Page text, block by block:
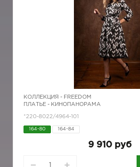
КОЛЛЕКЦИЯ - FREEDOM
ПЛАТЬЕ - КИНОПАНОРАМА
*220-8022/4964-101
164-80 164-84
9 910 руб